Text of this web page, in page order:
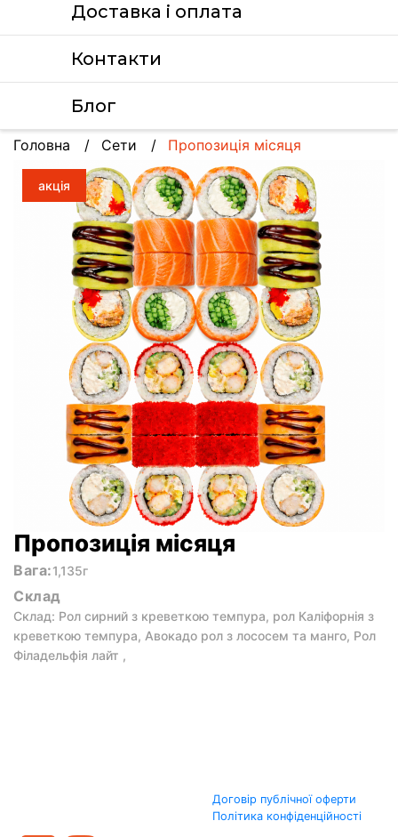
Доставка i оплата
Контакти
Блог
Головна Сети Пропозиція місяця
акція
Пропозиція місяця
Вага:1,135г
Склад
Склад: Рол сирний з креветкою темпура, рол Каліфорнія з
креветкою темпура, Авокадо рол з лососем та манго, Рол
Філадельфія лайт ,
Договір публічної оферти
Політика конфіденційності